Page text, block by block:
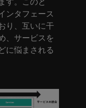
ンタフェース
り、互いに干
、サービスを
に悩まされる